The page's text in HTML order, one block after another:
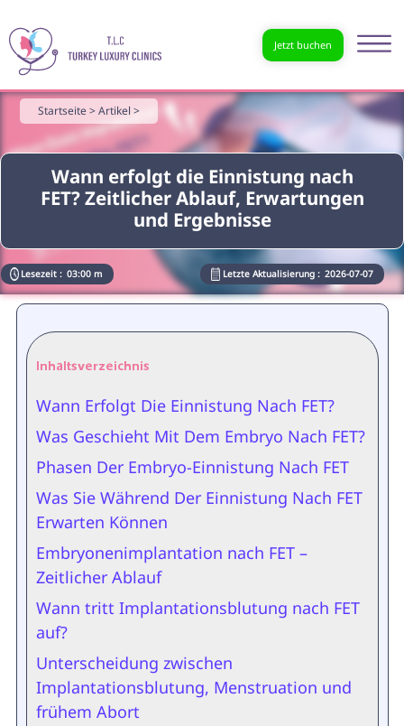
Jetzt buchen
Wann erfolgt die Einnistung nach
FET? Zeitlicher Ablauf, Erwartungen
und Ergebnisse
Startseite >Artikel >
Lesezeit : 03:00 m Letzte Aktualisierung : 2026-07-07
Inhaltsverzeichnis
Wann Erfolgt Die Einnistung Nach FET?
Was Geschieht Mit Dem Embryo Nach FET?
Phasen Der Embryo-Einnistung Nach FET
Was Sie Während Der Einnistung Nach FET
Erwarten Können
Embryonenimplantation nach FET –
Zeitlicher Ablauf
Wann tritt Implantationsblutung nach FET
auf?
Unterscheidung zwischen
Implantationsblutung, Menstruation und
frühem Abort